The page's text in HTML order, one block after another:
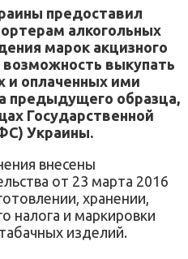
предоставил
алкогольных
марок акцизного
возможность выкупать
и оплаченных ими
предыдущего образца,
Государственной
Украины.
внесены
от 23 марта 2016
хранении,
налога и маркировки
изделий.